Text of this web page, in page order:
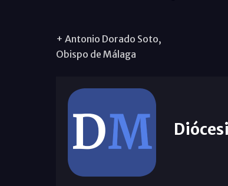
+ Antonio Dorado Soto,
Obispo de Málaga